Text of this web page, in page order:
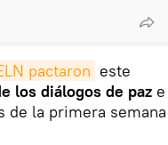
pactaron este
los diálogos de paz e
de la primera semana